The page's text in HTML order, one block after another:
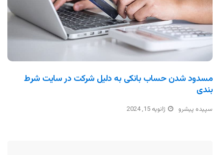
مسدود شدن حساب بانکی به دلیل شرکت در سایت شرط
بندی
سپیده پیشرو ژانویه 15, 2024